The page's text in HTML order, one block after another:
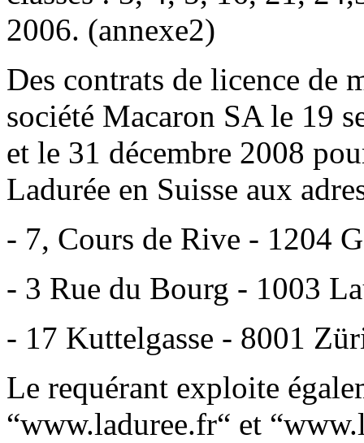
2006. (annexe2)
Des contrats de licence de
société Macaron SA le 19
et le 31 décembre 2008
Ladurée en Suisse aux
- 7, Cours de Rive - 1204
- 3 Rue du Bourg - 1003
- 17 Kuttelgasse - 8001
Le requérant exploite
“www.laduree.fr“ et